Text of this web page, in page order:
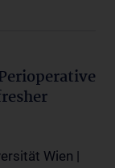
Wien |